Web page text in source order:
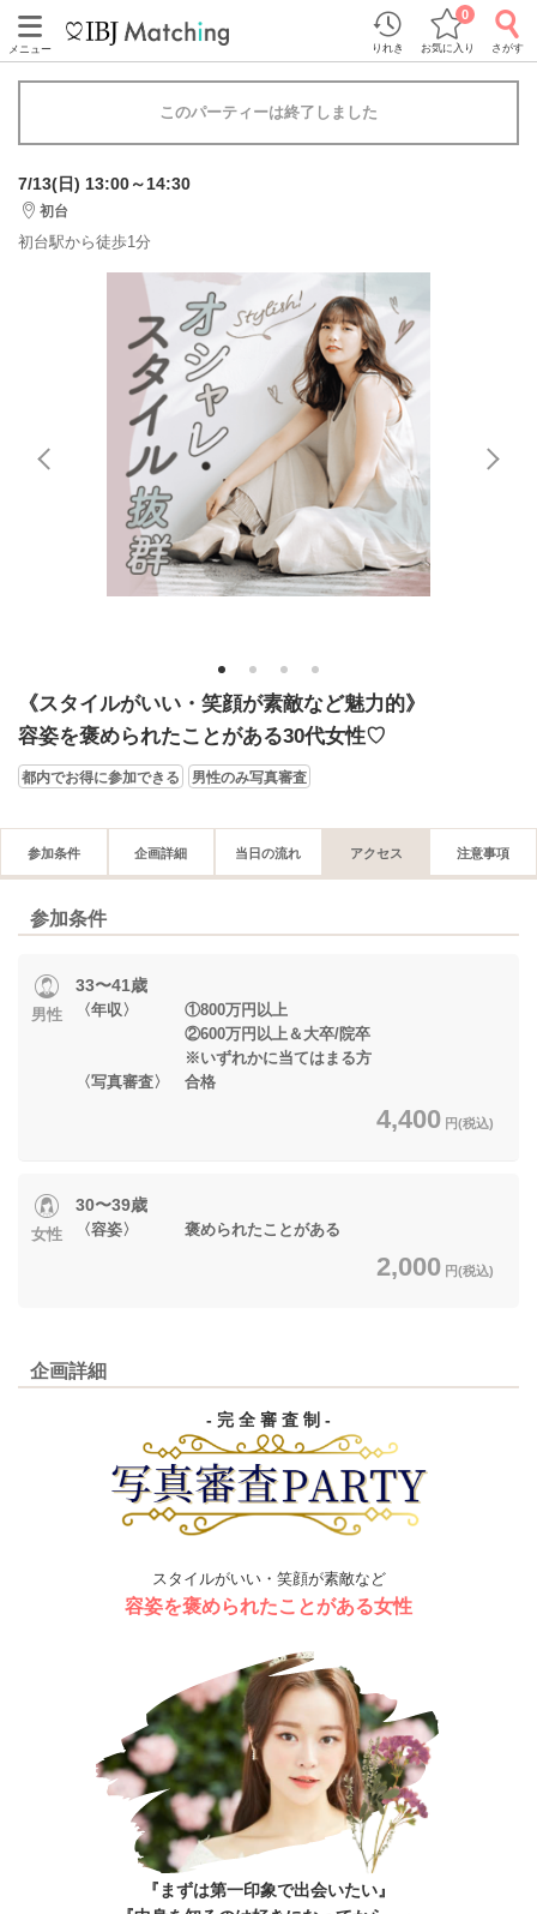
メニュー りれき お気に入り
0
さがす
このパーティーは終了しました
7/13(日) 13:00～14:30
初台
初台駅から徒歩1分
1 2 3 4
《スタイルがいい・笑顔が素敵など魅力的》
容姿を褒められたことがある30代女性♡
都内でお得に参加できる 男性のみ写真審査
参加条件 企画詳細 当日の流れ アクセス 注意事項
参加条件
男性
33〜41歳
〈年収〉 ①800万円以上
②600万円以上＆大卒/院卒
※いずれかに当てはまる方
〈写真審査〉 合格
4,400 円(税込)
女性
30〜39歳
〈容姿〉 褒められたことがある
2,000 円(税込)
企画詳細
- 完 全 審 査 制 -
スタイルがいい・笑顔が素敵など
容姿を褒められたことがある女性
『まずは第一印象で出会いたい』